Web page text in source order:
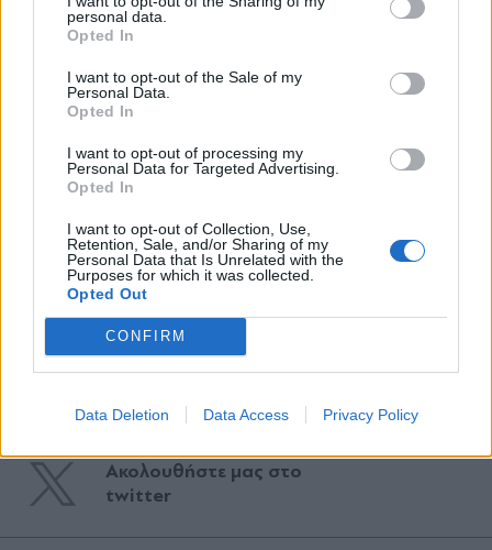
personal data.
Opted In
I want to opt-out of the Sale of my
Personal Data.
Opted In
I want to opt-out of processing my
Personal Data for Targeted Advertising.
Opted In
I want to opt-out of Collection, Use,
Retention, Sale, and/or Sharing of my
Personal Data that Is Unrelated with the
Purposes for which it was collected.
Opted Out
CONFIRM
Data Deletion Data Access Privacy Policy
TAGS:
#Oscars 2026#Μπάρμπρα Στρέιζαντ #Ρόμπερτ
Ακολουθήστε το
parapolitika.gr στο Google
News για άμεση και έγκυρη
Ακολουθήστε μας στο
twitter
Αποδέχομαι τους
και την πολιτική απορρήτου
X